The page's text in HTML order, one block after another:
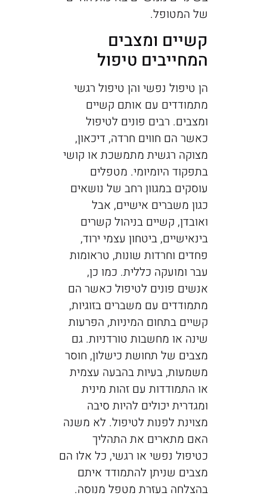
של המטופל.
קשיים ומצבים
המחייבים טיפול
הן טיפול נפשי והן טיפול רגשי
מתמודדים עם אותם קשיים
ומצבים. רבים פונים לטיפול
כאשר הם חווים חרדה, דיכאון,
מצוקה רגשית מתמשכת או קושי
בתפקוד היומיומי. מטפלים
עוסקים במגוון רחב של נושאים
כגון משברים אישיים, אבל
ואובדן, קשיים בניהול קשרים
בינאישיים, ביטחון עצמי ירוד,
פחדים וחרדות שונות, טראומות
עבר ומועקה כללית. כמו כן,
אנשים פונים לטיפול כאשר הם
מתמודדים עם משברים בזוגיות,
קשיים בתחום המיניות, הפרעות
שינה או מחשבות טורדניות. גם
מצבים של תחושת כישלון, חוסר
משמעות, בעיות בהבעה עצמית
או התמודדות עם זהות מינית
ומגדרית יכולים להיות סיבה
מצוינת לפנות לטיפול. לא משנה
האם מתארים את התהליך
כטיפול נפשי או רגשי, כל אלו הם
מצבים שניתן להתמודד איתם
בהצלחה בעזרת מטפל מנוסה.